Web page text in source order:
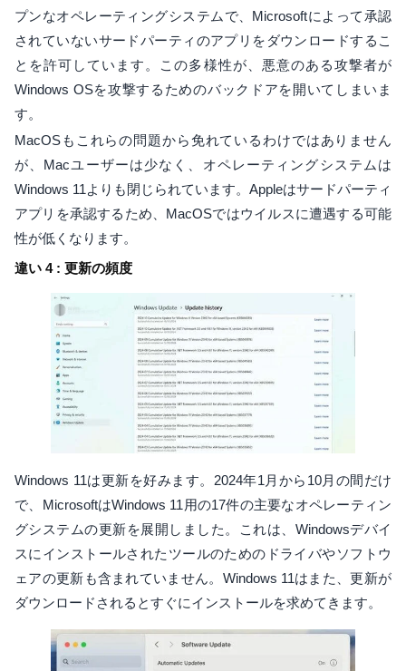
プンなオペレーティングシステムで、Microsoftによって承認
されていないサードパーティのアプリをダウンロードするこ
とを許可しています。この多様性が、悪意のある攻撃者が
Windows OSを攻撃するためのバックドアを開いてしまいま
す。
MacOSもこれらの問題から免れているわけではありません
が、Macユーザーは少なく、オペレーティングシステムは
Windows 11よりも閉じられています。Appleはサードパーティ
アプリを承認するため、MacOSではウイルスに遭遇する可能
性が低くなります。
違い 4 : 更新の頻度
Windows 11は更新を好みます。2024年1月から10月の間だけ
で、MicrosoftはWindows 11用の17件の主要なオペレーティン
グシステムの更新を展開しました。これは、Windowsデバイ
スにインストールされたツールのためのドライバやソフトウ
ェアの更新も含まれていません。Windows 11はまた、更新が
ダウンロードされるとすぐにインストールを求めてきます。